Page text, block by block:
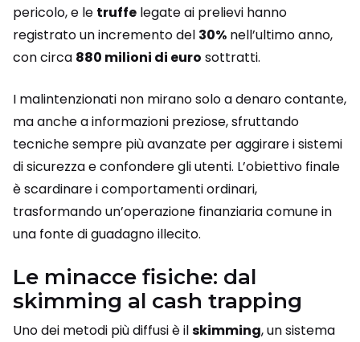
pericolo, e le truffe legate ai prelievi hanno
registrato un incremento del 30% nell’ultimo anno,
con circa 880 milioni di euro sottratti.
I malintenzionati non mirano solo a denaro contante,
ma anche a informazioni preziose, sfruttando
tecniche sempre più avanzate per aggirare i sistemi
di sicurezza e confondere gli utenti. L’obiettivo finale
è scardinare i comportamenti ordinari,
trasformando un’operazione finanziaria comune in
una fonte di guadagno illecito.
Le minacce fisiche: dal
skimming al cash trapping
Uno dei metodi più diffusi è ilskimming, un sistema